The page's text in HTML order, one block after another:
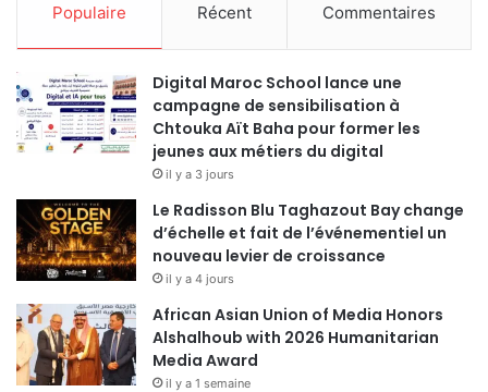
Populaire Récent Commentaires
Digital Maroc School lance une
campagne de sensibilisation à
Chtouka Aït Baha pour former les
jeunes aux métiers du digital
il y a 3 jours
Le Radisson Blu Taghazout Bay change
d’échelle et fait de l’événementiel un
nouveau levier de croissance
il y a 4 jours
African Asian Union of Media Honors
Alshalhoub with 2026 Humanitarian
Media Award
il y a 1 semaine